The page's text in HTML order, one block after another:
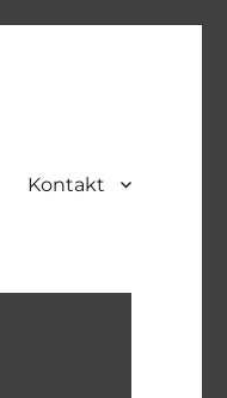
Kontakt